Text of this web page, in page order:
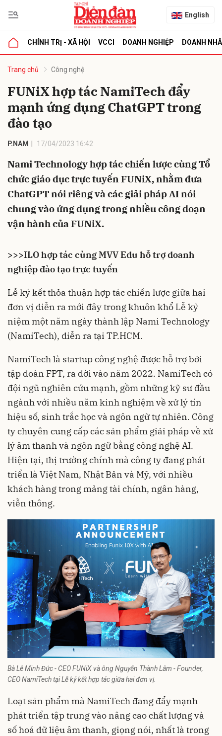
English
CHÍNH TRỊ - XÃ HỘI VCCI DOANH NGHIỆP DOANH
Trang chủ Công nghệ
FUNiX hợp tác NamiTech đẩy
mạnh ứng dụng ChatGPT trong
đào tạo
P.NAM 17/04/2023 16:42
Nami Technology hợp tác chiến lược cùng Tổ
chức giáo dục trực tuyến FUNiX, nhằm đưa
ChatGPT nói riêng và các giải pháp AI nói
chung vào ứng dụng trong nhiều công đoạn
vận hành của FUNiX.
>>>ILO hợp tác cùng MVV Edu hỗ trợ doanh
nghiệp đào tạo trực tuyến
Lễ ký kết thỏa thuận hợp tác chiến lược giữa hai
đơn vị diễn ra mới đây trong khuôn khổ Lễ kỷ
niệm một năm ngày thành lập Nami Technology
(NamiTech), diễn ra tại TP.HCM.
NamiTech là startup công nghệ được hỗ trợ bởi
tập đoàn FPT, ra đời vào năm 2022. NamiTech có
đội ngũ nghiên cứu mạnh, gồm những kỹ sư đầu
ngành với nhiều năm kinh nghiệm về xử lý tín
hiệu số, sinh trắc học và ngôn ngữ tự nhiên. Công
ty chuyên cung cấp các sản phẩm giải pháp về xử
lý âm thanh và ngôn ngữ bằng công nghệ AI.
Hiện tại, thị trường chính mà công ty đang phát
triển là Việt Nam, Nhật Bản và Mỹ, với nhiều
khách hàng trong mảng tài chính, ngân hàng,
viễn thông.
Bà Lê Minh Đức - CEO FUNiX và ông Nguyễn Thành Lâm - Founder,
CEO NamiTech tại Lễ ký kết hợp tác giữa hai đơn vị.
Loạt sản phẩm mà NamiTech đang đẩy mạnh
phát triển tập trung vào nâng cao chất lượng và
số hoá dữ liệu âm thanh, giọng nói, nhất là trong
luận
Hủy